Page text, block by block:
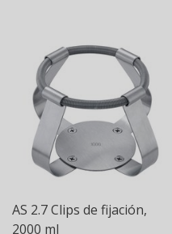
AS 2.7 Clips de fijación,
2000 ml